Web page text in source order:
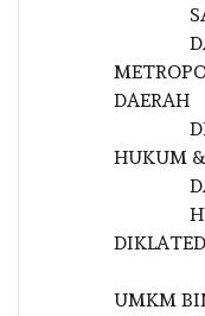
DAERAH
HUKUM
DIKLAT
UMKM